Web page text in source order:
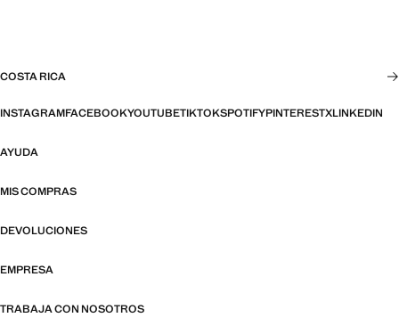
COSTA RICA
INSTAGRAMFACEBOOKYOUTUBETIKTOKSPOTIFYPINTERESTXLINKEDIN
AYUDA
MIS COMPRAS
DEVOLUCIONES
EMPRESA
TRABAJA CON NOSOTROS